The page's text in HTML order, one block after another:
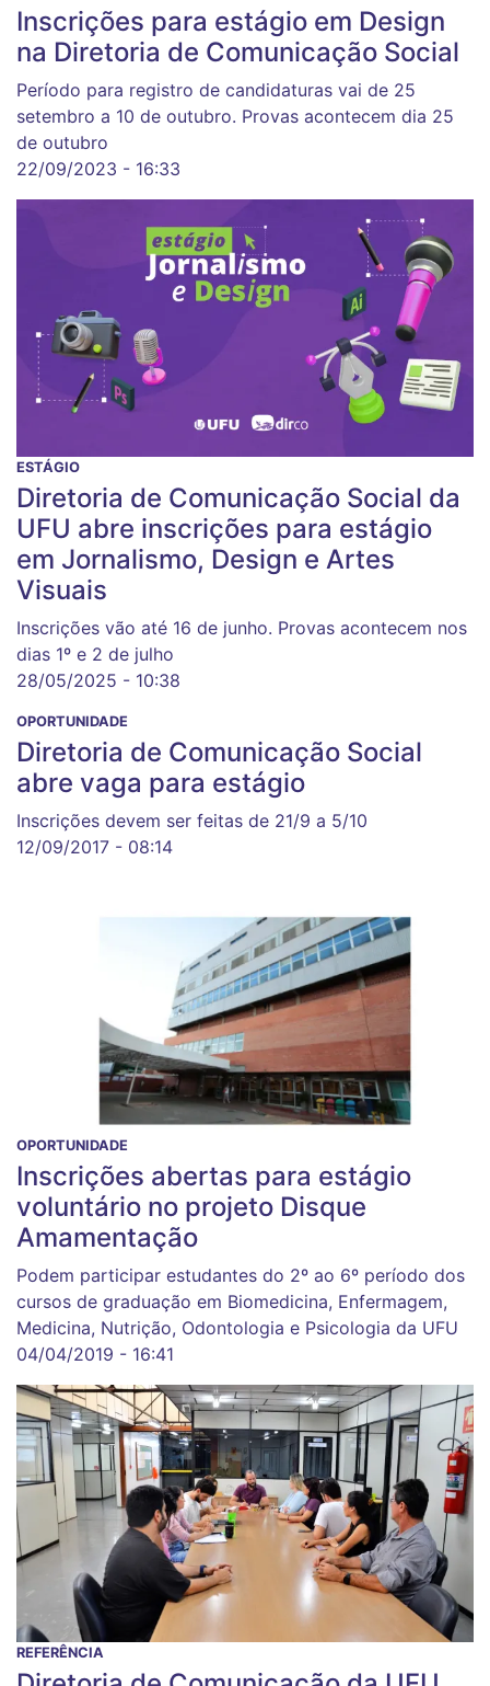
Inscrições para estágio em Design
na Diretoria de Comunicação Social
Período para registro de candidaturas vai de 25
setembro a 10 de outubro. Provas acontecem dia 25
de outubro
22/09/2023 - 16:33
ESTÁGIO
Diretoria de Comunicação Social da
UFU abre inscrições para estágio
em Jornalismo, Design e Artes
Visuais
Inscrições vão até 16 de junho. Provas acontecem nos
dias 1º e 2 de julho
28/05/2025 - 10:38
OPORTUNIDADE
Diretoria de Comunicação Social
abre vaga para estágio
Inscrições devem ser feitas de 21/9 a 5/10
12/09/2017 - 08:14
OPORTUNIDADE
Inscrições abertas para estágio
voluntário no projeto Disque
Amamentação
Podem participar estudantes do 2º ao 6º período dos
cursos de graduação em Biomedicina, Enfermagem,
Medicina, Nutrição, Odontologia e Psicologia da UFU
04/04/2019 - 16:41
REFERÊNCIA